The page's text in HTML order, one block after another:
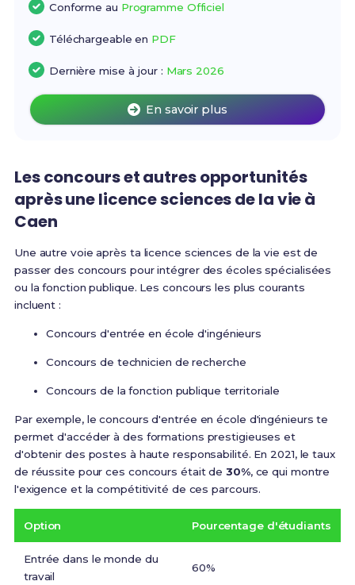
Conforme au Programme Officiel
Téléchargeable en PDF
Dernière mise à jour : Mars 2026
En savoir plus
Les concours et autres opportunités
après une licence sciences de la vie à
Caen
Une autre voie après ta licence sciences de la vie est de
passer des concours pour intégrer des écoles spécialisées
ou la fonction publique. Les concours les plus courants
incluent :
Concours d'entrée en école d'ingénieurs
Concours de technicien de recherche
Concours de la fonction publique territoriale
Par exemple, le concours d'entrée en école d'ingénieurs te
permet d'accéder à des formations prestigieuses et
d'obtenir des postes à haute responsabilité. En 2021, le taux
de réussite pour ces concours était de30%, ce qui montre
l'exigence et la compétitivité de ces parcours.
Option Pourcentage d'étudiants
Entrée dans le monde du
travail
60%